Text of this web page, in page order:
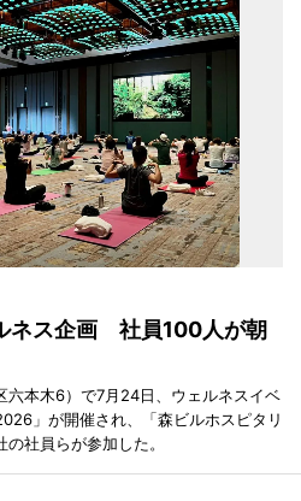
ネス企画 社員100人が朝
六本木6）で7月24日、ウェルネスイベ
」が開催され、「森ビルホスピタリ
社員らが参加した。